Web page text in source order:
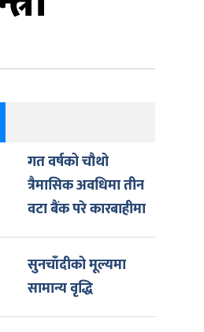
गत वर्षको चौथो
त्रैमासिक अवधिमा तीन
वटा बैंक परे कारबाहीमा
सुनचाँदीको मूल्यमा
सामान्य वृद्धि